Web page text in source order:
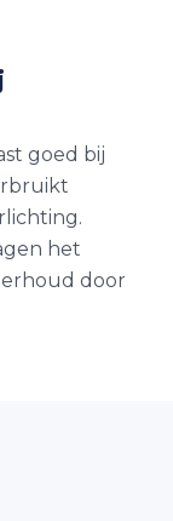
goed bij
het
door